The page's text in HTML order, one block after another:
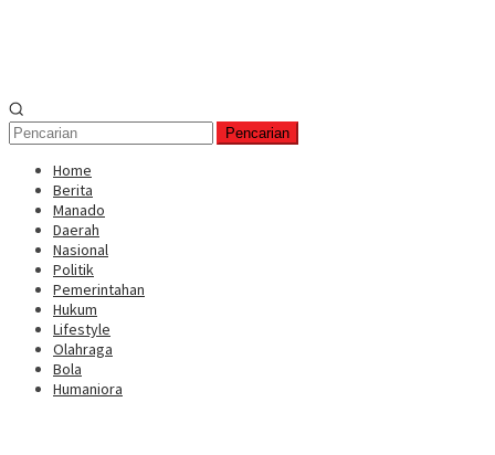
Pencarian
Home
Berita
Manado
Daerah
Nasional
Politik
Pemerintahan
Hukum
Lifestyle
Olahraga
Bola
Humaniora